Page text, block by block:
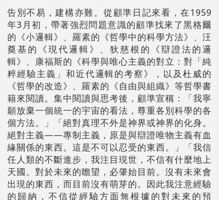
告別不易，建構亦難。從顧準日記來看，在1959
年3月初，帶著強烈問題意識的顧準找來了黑格爾
的《小邏輯》、羅素的《哲學中的科學方法》、汪
奠基的《現代邏輯》、狄慈根的《辯證法的邏
輯》、康福斯的《科學與唯心主義的對立：對「純
粹經驗主義」和近代邏輯的考察》，以及杜威的
《哲學的改造》、羅素的《自由與組織》等哲學書
籍來閱讀。集中閱讀與思考後，顧準宣稱：「我寧
願放棄一個統一的宇宙的看法，尊重各別科學的各
個方法。」「絕對真理不外是神界或神界的化身。
絕對主義——專制主義，原是與辯證唯物主義有血
緣關係的東西。這是不可以忍受的東西。」「我信
任人類的不斷進步，我注目現世，不信有什麼地上
天國。對於未來的瞻望，必肇始目前。沒有未來會
出現的東西，而目前沒有萌芽的。因此我注意經驗
的歸納，不信從經驗方面無根據的對未來的預